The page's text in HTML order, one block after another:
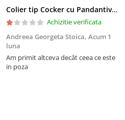
Colier tip Cocker cu Pandantiv Boho EVNC - Turquoise Pendant, Mărime Reglabilă
Achizitie verificata
Andreea Georgeta Stoica, Acum 1
luna
Am primit altceva decât ceea ce este
in poza